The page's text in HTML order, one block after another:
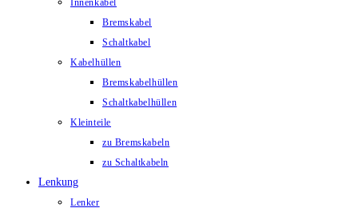
Innenkabel
Bremskabel
Schaltkabel
Kabelhüllen
Bremskabelhüllen
Schaltkabelhüllen
Kleinteile
zu Bremskabeln
zu Schaltkabeln
Lenkung
Lenker